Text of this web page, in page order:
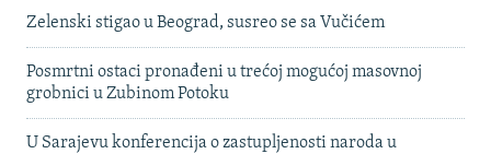
Zelenski stigao u Beograd, susreo se sa Vučićem
Posmrtni ostaci pronađeni u trećoj mogućoj masovnoj
grobnici u Zubinom Potoku
U Sarajevu konferencija o zastupljenosti naroda u